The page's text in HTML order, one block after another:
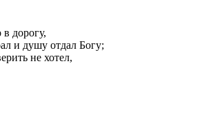
дорогу,
и душу отдал Богу;
не хотел,